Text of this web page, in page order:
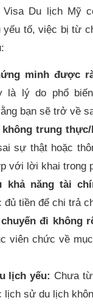
Visa Du lịch Mỹ
yếu tố, việc bị từ
minh được
là lý do phổ
bạn sẽ trở về
trung thực/
sự thật hoặc
với lời khai trong
khả năng tài
đủ tiền để chi trả
đi không
viên chức về
lịch yếu: Chưa
lịch sử du lịch